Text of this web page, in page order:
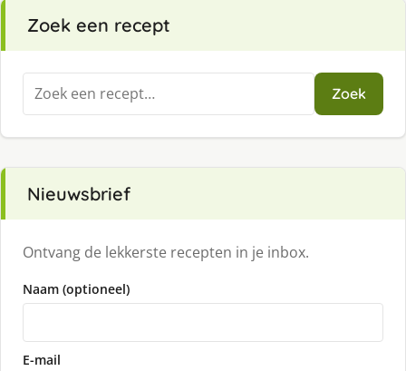
Zoek een recept
Zoeken
naar:
Zoek
Nieuwsbrief
Ontvang de lekkerste recepten in je inbox.
Naam (optioneel)
E-mail